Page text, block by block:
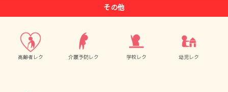
その他
高齢者レク 介護予防レク 学校レク 幼児レク